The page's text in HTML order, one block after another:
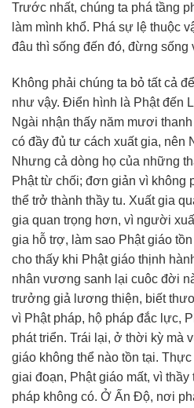
Trước nhất, chúng ta phá tầng
làm mình khổ. Phá sự lệ thuộc
đâu thì sống đến đó, đừng
Không phải chúng ta bỏ tất cả
như vậy. Điển hình là Phật đến
Ngài nhận thấy năm mươi
có đầy đủ tư cách xuất gia, nên
Nhưng cả dòng họ của những
Phật từ chối; đơn giản vì không
thể trở thành thầy tu. Xuất gia
gia quan trọng hơn, vì người
gia hỗ trợ, làm sao Phật giáo
cho thấy khi Phật giáo thịnh
nhân vương sanh lại cuôc đời
trưởng giả lương thiện, biết
vì Phật pháp, hộ pháp đắc lực,
phát triển. Trái lại, ở thời kỳ mà
giáo không thể nào tồn tại.
giai đoạn, Phật giáo mất, vì
pháp không có. Ở Ấn Độ, nơi